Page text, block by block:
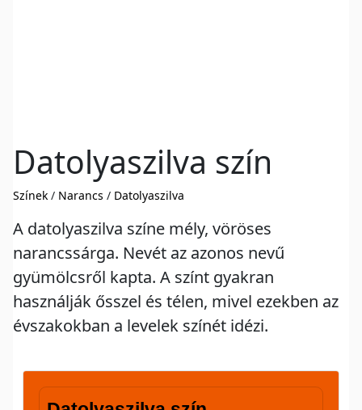
Datolyaszilva szín
Színek / Narancs / Datolyaszilva
A datolyaszilva színe mély, vöröses
narancssárga. Nevét az azonos nevű
gyümölcsről kapta. A színt gyakran
használják ősszel és télen, mivel ezekben az
évszakokban a levelek színét idézi.